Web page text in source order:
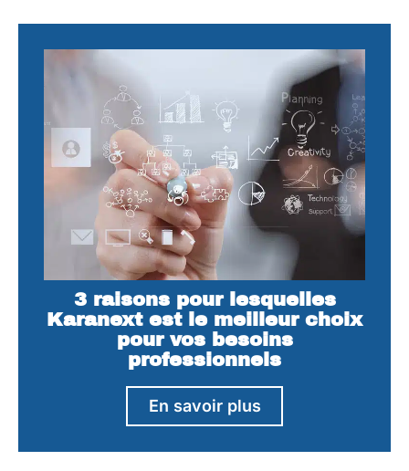
3 raisons pour lesquelles
Karanext est le meilleur choix
pour vos besoins
professionnels
En savoir plus